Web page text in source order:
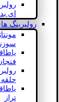
ای
رولبرینگ
تراز